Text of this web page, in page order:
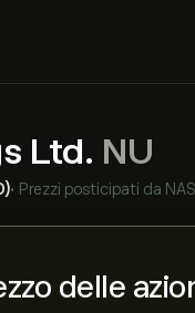
Ltd. NU
• Prezzi posticipati da
delle